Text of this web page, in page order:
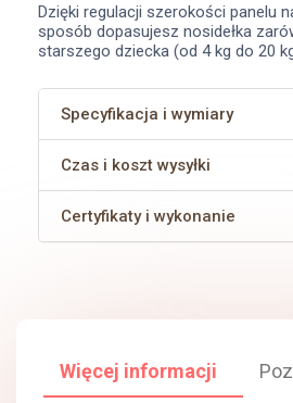
Dzięki regulacji szerokości panelu
sposób dopasujesz nosidełka
starszego dziecka (od 4 kg do 20
Specyfikacja i wymiary
Czas i koszt wysyłki
Certyfikaty i wykonanie
więcej informacji